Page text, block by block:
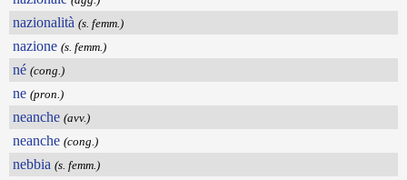
nazionalità (s. femm.)
nazione (s. femm.)
né (cong.)
ne (pron.)
neanche (avv.)
neanche (cong.)
nebbia (s. femm.)